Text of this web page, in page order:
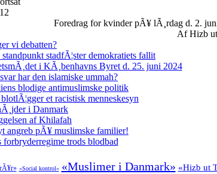
Foredrag for kvinder pÃ¥ lÃ¸rdag d. 2.
Af Hizb
vi debatten?
stadfÃ¦ster demokratiets fallit
i KÃ¸benhavns Byret d. 25. juni 2024
har den islamiske ummah?
blodige antimuslimske politik
et racistisk menneskesyn
i Danmark
af Khilafah
angreb pÃ¥ muslimske familier!
forbryderregime trods blodbad
«Social kontrol» «Muslimer i Danmark» «Hizb ut